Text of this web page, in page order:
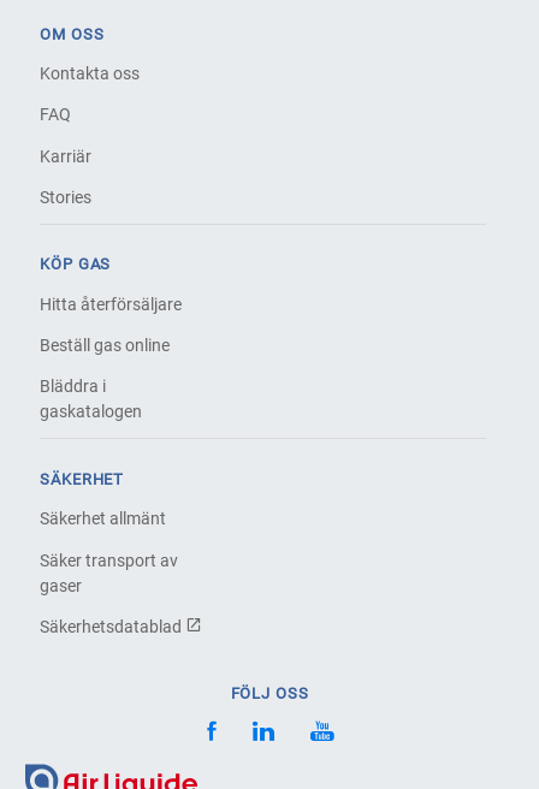
OM OSS
Kontakta oss
FAQ
Karriär
Stories
KÖP GAS
Hitta återförsäljare
Beställ gas online
Bläddra i
gaskatalogen
SÄKERHET
Säkerhet allmänt
Säker transport av
gaser
Säkerhetsdatablad
FÖLJ OSS